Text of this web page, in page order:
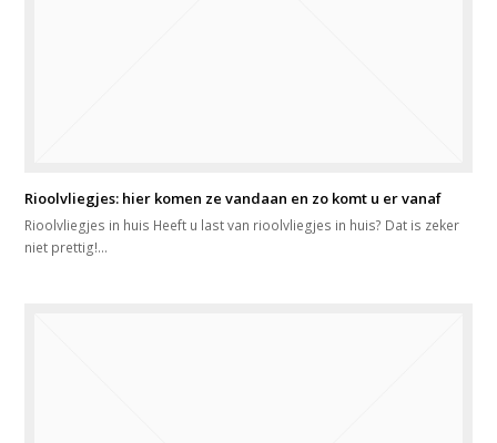
Rioolvliegjes: hier komen ze vandaan en zo komt u er vanaf
Rioolvliegjes in huis Heeft u last van rioolvliegjes in huis? Dat is zeker
niet prettig!…